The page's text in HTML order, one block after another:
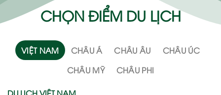
CHỌN ĐIỂM DU LỊCH
VIỆT NAM CHÂU Á CHÂU ÂU
CHÂU ÚC
CHÂU MỸ
CHÂU PHI